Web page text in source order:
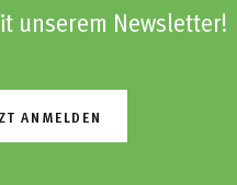
unserem Newsletter!
ANMELDEN